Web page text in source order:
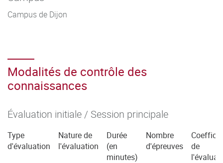
Campus de Dijon
Modalités de contrôle des
connaissances
Évaluation initiale / Session principale
Type
d'évaluation
Nature de
l'évaluation
Durée
(en
minutes)
Nombre
d'épreuves
de